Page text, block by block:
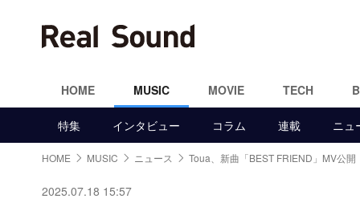
HOME MUSIC MOVIE TECH
特集 インタビュー コラム 連載 ニュ
HOME MUSIC ニュース Toua、新曲「BEST FRIEND」MV公開
2025.07.18 15:57